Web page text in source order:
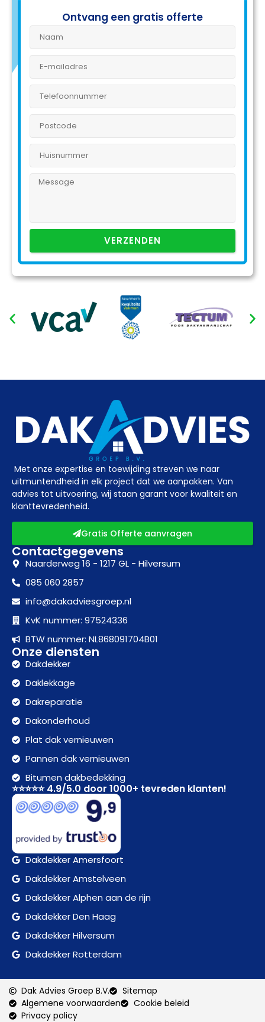
Ontvang een gratis offerte
VERZENDEN
Met onze expertise en toewijding streven we naar
uitmuntendheid in elk project dat we aanpakken. Van
advies tot uitvoering, wij staan garant voor kwaliteit en
klanttevredenheid.
Gratis Offerte aanvragen
Contactgegevens
Naarderweg 16 - 1217 GL - Hilversum
085 060 2857
info@dakadviesgroep.nl
KvK nummer: 97524336
BTW nummer: NL868091704B01
Onze diensten
Dakdekker
Daklekkage
Dakreparatie
Dakonderhoud
Plat dak vernieuwen
Pannen dak vernieuwen
Bitumen dakbedekking
⭐⭐⭐⭐⭐ 4.9/5.0 door 1000+ tevreden klanten!
Dakdekker Amersfoort
Dakdekker Amstelveen
Dakdekker Alphen aan de rijn
Dakdekker Den Haag
Dakdekker Hilversum
Dakdekker Rotterdam
Dak Advies Groep B.V.
Sitemap
Algemene voorwaarden
Cookie beleid
Privacy policy